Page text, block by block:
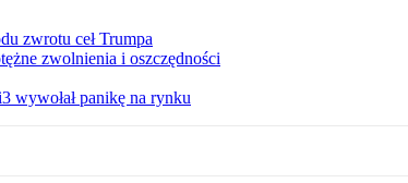
zwrotu ceł Trumpa
zwolnienia i oszczędności
wywołał panikę na rynku